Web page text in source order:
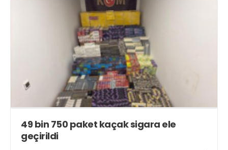
49 bin 750 paket kaçak sigara ele
geçirildi